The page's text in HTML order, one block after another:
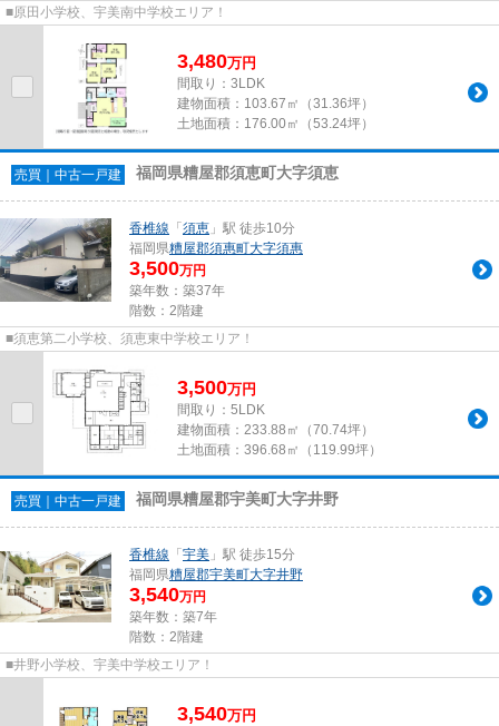
■原田小学校、宇美南中学校エリア！
3,480万円
間取り：3LDK
建物面積： 103.67㎡（31.36坪）
土地面積： 176.00㎡（53.24坪）
売買｜中古一戸建 福岡県糟屋郡須恵町大字須恵
香椎線 「 須恵 」駅 徒歩10分
福岡県糟屋郡須惠町大字須惠
3,500万円
築年数：築37年
階数：2階建
■須恵第二小学校、須恵東中学校エリア！
3,500万円
間取り：5LDK
建物面積： 233.88㎡（70.74坪）
土地面積： 396.68㎡（119.99坪）
売買｜中古一戸建 福岡県糟屋郡宇美町大字井野
香椎線 「 宇美 」駅 徒歩15分
福岡県糟屋郡宇美町大字井野
3,540万円
築年数：築7年
階数：2階建
■井野小学校、宇美中学校エリア！
3,540万円